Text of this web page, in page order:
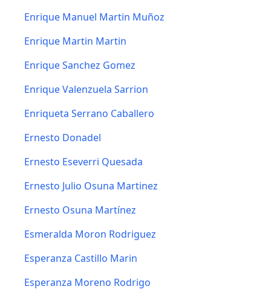
Enrique Manuel Martin Muñoz
Enrique Martin Martin
Enrique Sanchez Gomez
Enrique Valenzuela Sarrion
Enriqueta Serrano Caballero
Ernesto Donadel
Ernesto Eseverri Quesada
Ernesto Julio Osuna Martinez
Ernesto Osuna Martínez
Esmeralda Moron Rodriguez
Esperanza Castillo Marin
Esperanza Moreno Rodrigo